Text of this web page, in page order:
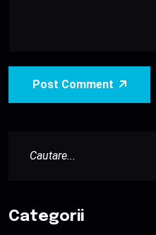
Post Comment
Categorii